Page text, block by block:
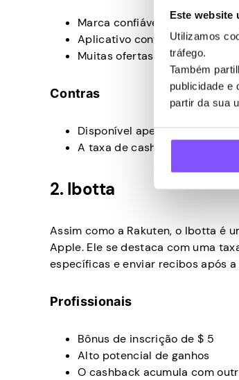
Este website
Utilizamos
tráfego.
Também
publicidade e
partir da sua
Marca confiável
Aplicativo conveniente e
Muitas ofertas disponíveis
Contras
Disponível apenas em seis
A taxa de cashback varia a
2. Ibotta
Assim como a Rakuten, o Ibotta é
Apple. Ele se destaca com uma
específicas e enviar recibos após
Profissionais
Bônus de inscrição de $ 5
Alto potencial de ganhos
O cashback acumula com